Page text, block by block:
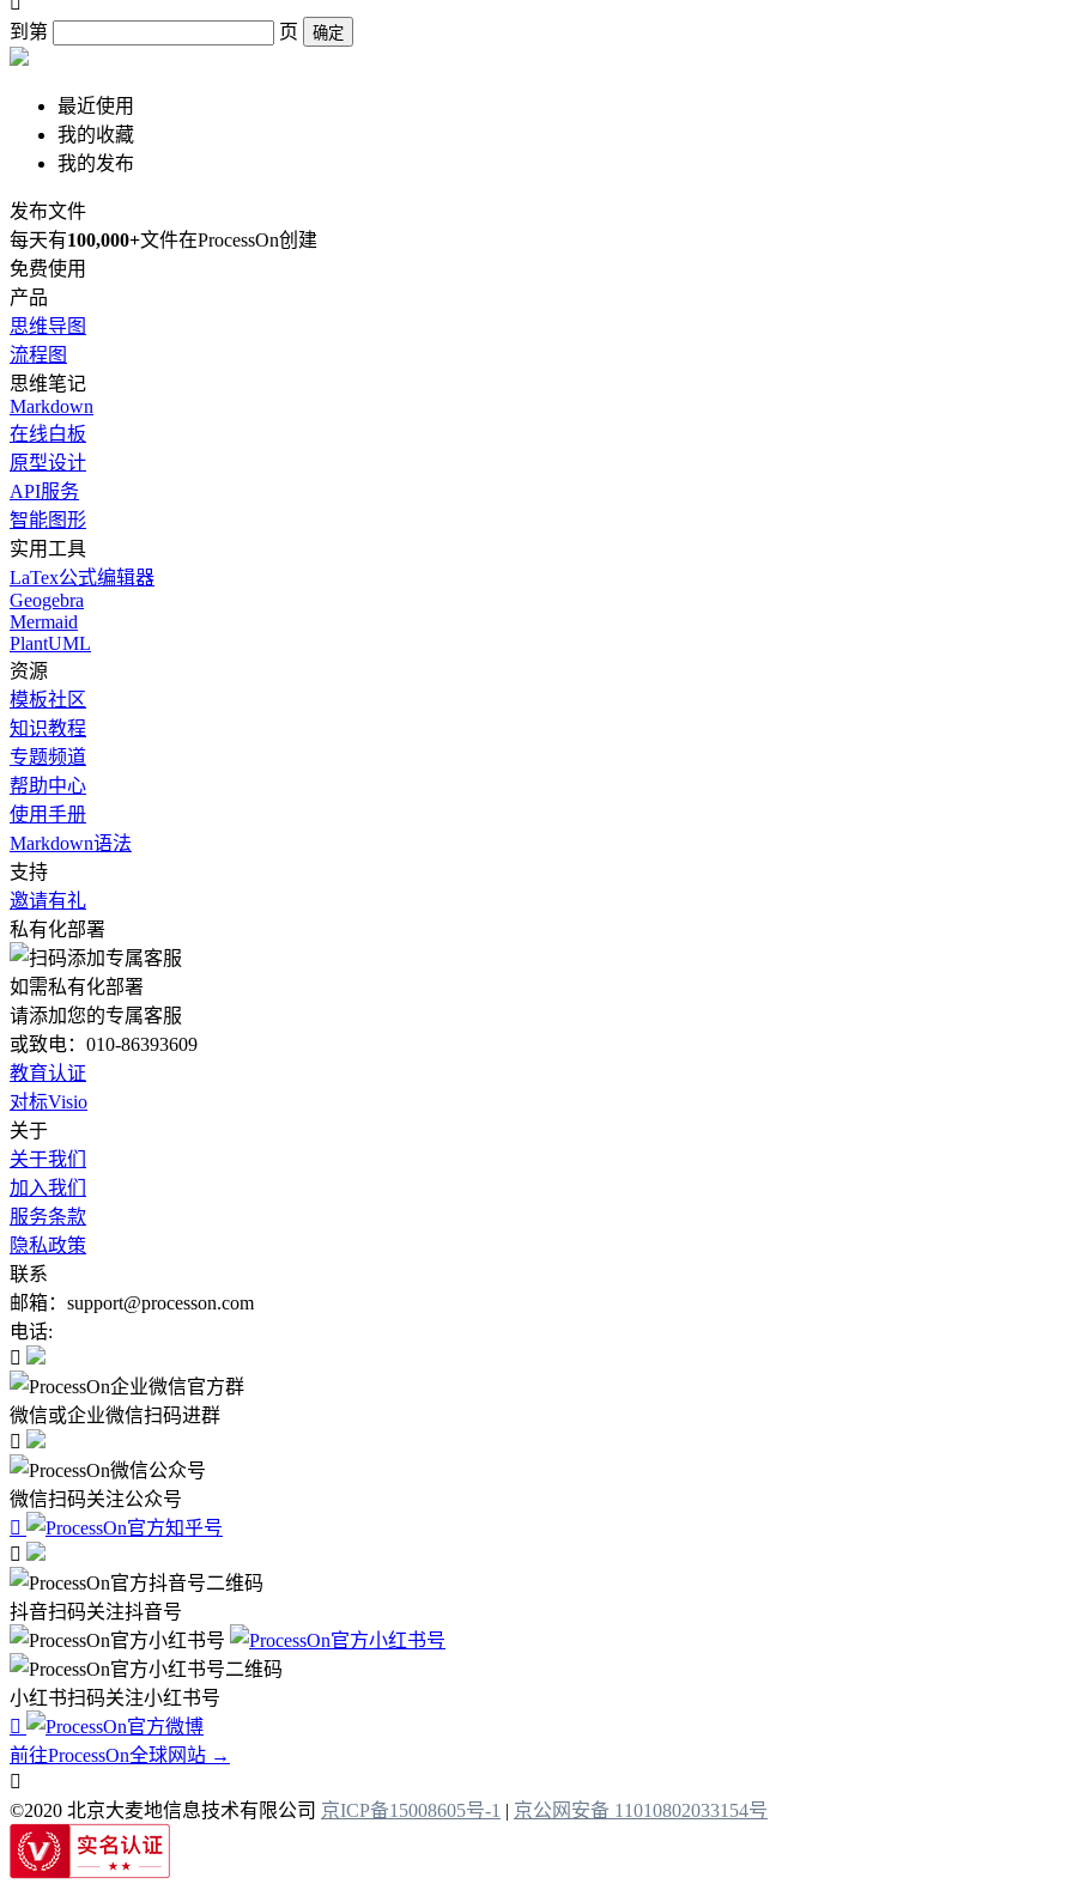
到第
页 确定
最近使用
我的收藏
我的发布
发布文件
每天有100,000+文件在ProcessOn创建
免费使用
产品
思维导图
流程图
思维笔记
Markdown
在线白板
原型设计
API服务
智能图形
实用工具
LaTex公式编辑器
Geogebra
Mermaid
PlantUML
资源
模板社区
知识教程
专题频道
帮助中心
使用手册
Markdown语法
支持
邀请有礼
私有化部署
如需私有化部署
请添加您的专属客服
或致电：010-86393609
教育认证
对标Visio
关于
关于我们
加入我们
服务条款
隐私政策
联系
邮箱：support@processon.com
电话:

微信或企业微信扫码进群

微信扫码关注公众号


抖音扫码关注抖音号
小红书扫码关注小红书号

前往ProcessOn全球网站 →

©2020 北京大麦地信息技术有限公司 京ICP备15008605号-1 | 京公网安备 11010802033154号